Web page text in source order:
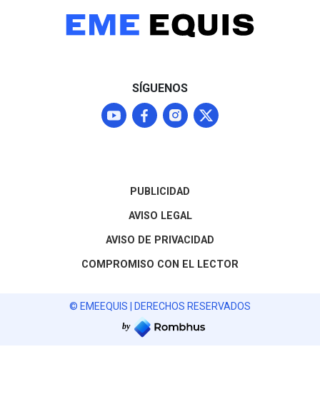
SÍGUENOS
PUBLICIDAD
AVISO LEGAL
AVISO DE PRIVACIDAD
COMPROMISO CON EL LECTOR
© EMEEQUIS | DERECHOS RESERVADOS
by